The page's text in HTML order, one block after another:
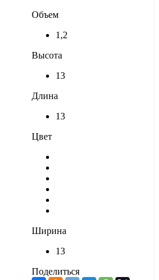
Объем
1,2
Высота
13
Длина
13
Цвет
Ширина
13
Поделиться